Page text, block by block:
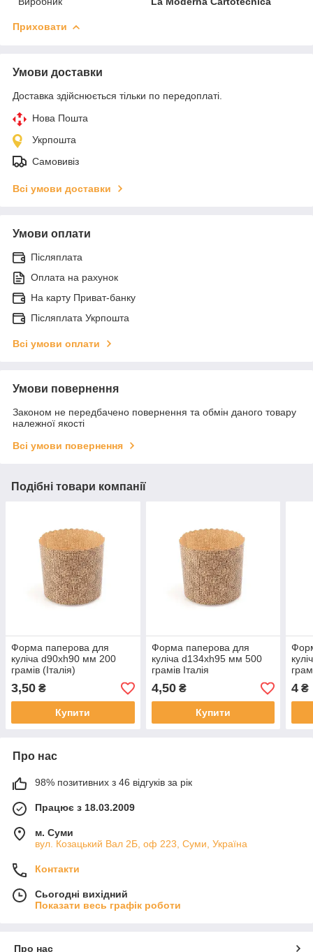
Приховати
Умови доставки
Доставка здійснюється тільки по передоплаті.
Нова Пошта
Укрпошта
Самовивіз
Всі умови доставки
Умови оплати
Післяплата
Оплата на рахунок
На карту Приват-банку
Післяплата Укрпошта
Всі умови оплати
Умови повернення
Законом не передбачено повернення та обмін даного товару
належної якості
Всі умови повернення
Подібні товари компанії
Форма паперова для
куліча d90xh90 мм 200
грамів (Італія)
3,50 ₴
Купити
Форма паперова для
куліча d134xh95 мм 500
грамів Італія
4,50₴
Купити
4 ₴
Про нас
98% позитивних з 46 відгуків за рік
Працює з 18.03.2009
м. Суми
вул. Козацький Вал 2Б, оф 223, Суми, Україна
Контакти
Сьогодні вихідний
Показати весь графік роботи
Про нас